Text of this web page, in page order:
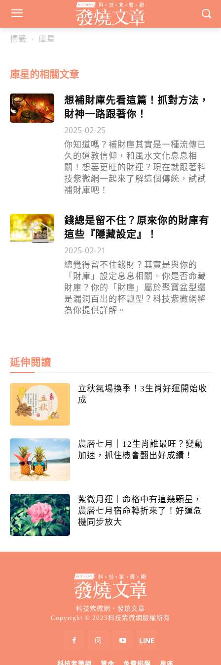
標籤 庫星
庫星的相關文章
想補財庫先看這篇！抓對方法，
財神一路跟著你！
2025-02-25
你知道嗎？補財庫其實是一種流傳已
久的道教信仰，和風水文化息息相
關！想要更旺的財運？現在就跟著科
技紫微網一起來了解這個傳統，試試
補財庫吧！
錢總是留不住？原來你的財庫有
這些『隱藏設定』！
2025-02-21
總覺得留不住錢財？其實是與你的
「財庫」設定息息相關。你是否命藏
財庫？你的「財庫」屬於聚寶盆型還
是漏洞百出的杯瓢型？科技紫微網將
為你提供詳解。
延伸閱讀
立秋氣場換季！3生肖好運開始收
成
農曆七月｜12生肖誰最旺？變動
加速，抓住機會翻出好成績！
紫微月運｜命格中有這幾顆星，
農曆七月宿命轉折來了！好運危
機同步放大
科技紫微網・發燒文章
Copyright © 2023科技紫微網版權所有